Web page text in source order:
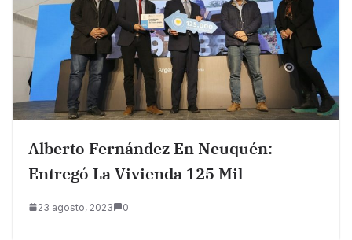
Alberto Fernández En Neuquén:
Entregó La Vivienda 125 Mil
23 agosto, 2023 0